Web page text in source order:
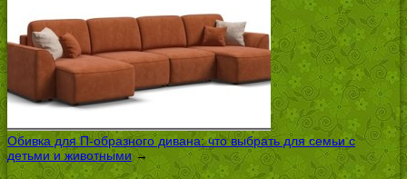
Обивка для П-образного дивана: что выбрать для семьи с
детьми и животными→